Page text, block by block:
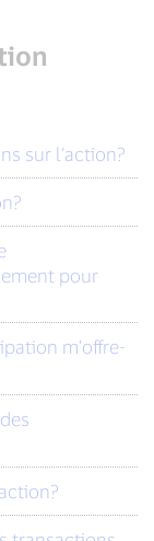
sur l’action?
pour